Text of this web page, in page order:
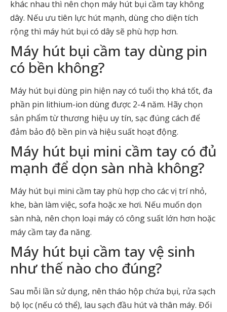
khác nhau thì nên chọn máy hút bụi cầm tay không
dây. Nếu ưu tiên lực hút mạnh, dùng cho diện tích
rộng thì máy hút bụi có dây sẽ phù hợp hơn.
Máy hút bụi cầm tay dùng pin
có bền không?
Máy hút bụi dùng pin hiện nay có tuổi thọ khá tốt, đa
phần pin lithium-ion dùng được 2-4 năm. Hãy chọn
sản phẩm từ thương hiệu uy tín, sạc đúng cách để
đảm bảo độ bền pin và hiệu suất hoạt động.
Máy hút bụi mini cầm tay có đủ
mạnh để dọn sàn nhà không?
Máy hút bụi mini cầm tay phù hợp cho các vị trí nhỏ,
khe, bàn làm việc, sofa hoặc xe hơi. Nếu muốn dọn
sàn nhà, nên chọn loại máy có công suất lớn hơn hoặc
máy cầm tay đa năng.
Máy hút bụi cầm tay vệ sinh
như thế nào cho đúng?
Sau mỗi lần sử dụng, nên tháo hộp chứa bụi, rửa sạch
bộ lọc (nếu có thể), lau sạch đầu hút và thân máy. Đối